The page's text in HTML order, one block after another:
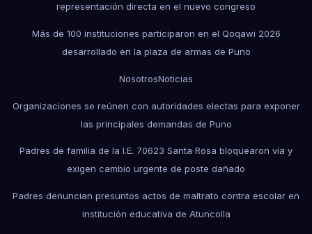
representación directa en el nuevo congreso
Más de 100 instituciones participaron en el Qoqawi 2026
desarrollado en la plaza de armas de Puno
NosotrosNoticias
Organizaciones se reúnen con autoridades electas para exponer
las principales demandas de Puno
Padres de familia de la I.E. 70623 Santa Rosa bloquearon vía y
exigen cambio urgente de poste dañado
Padres denuncian presuntos actos de maltrato contra escolar en
institución educativa de Atuncolla